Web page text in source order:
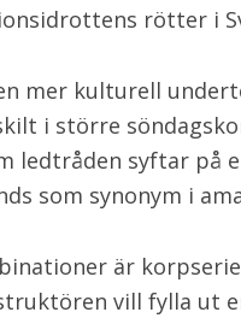
rötter i
mer kulturell
i större
ledtråden syftar på
som synonym i
är
vill fylla ut